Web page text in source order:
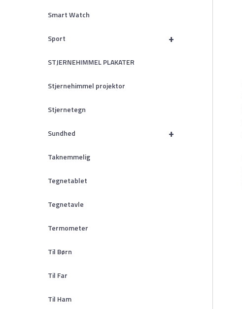
Smart Watch
+
Sport
STJERNEHIMMEL PLAKATER
Stjernehimmel projektor
Stjernetegn
+
Sundhed
Taknemmelig
Tegnetablet
Tegnetavle
Termometer
Til Børn
Til Far
Til Ham